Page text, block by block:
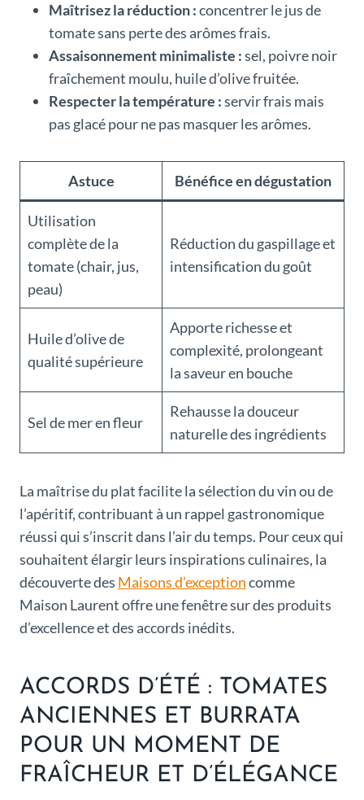
Maîtrisez la réduction :concentrer le jus de
tomate sans perte des arômes frais.
Assaisonnement minimaliste :sel, poivre noir
fraîchement moulu, huile d’olive fruitée.
Respecter la température :servir frais mais
pas glacé pour ne pas masquer les arômes.
Astuce Bénéfice en dégustation
Utilisation
complète de la
tomate (chair, jus,
peau)
Réduction du gaspillage et
intensification du goût
Huile d’olive de
qualité supérieure
Apporte richesse et
complexité, prolongeant
la saveur en bouche
Sel de mer en fleur
Rehausse la douceur
naturelle des ingrédients
La maîtrise du plat facilite la sélection du vin ou de
l’apéritif, contribuant à un rappel gastronomique
réussi qui s’inscrit dans l’air du temps. Pour ceux qui
souhaitent élargir leurs inspirations culinaires, la
découverte des Maisons d’exceptioncomme
Maison Laurent offre une fenêtre sur des produits
d’excellence et des accords inédits.
ACCORDS D’ÉTÉ : TOMATES
ANCIENNES ET BURRATA
POUR UN MOMENT DE
FRAÎCHEUR ET D’ÉLÉGANCE